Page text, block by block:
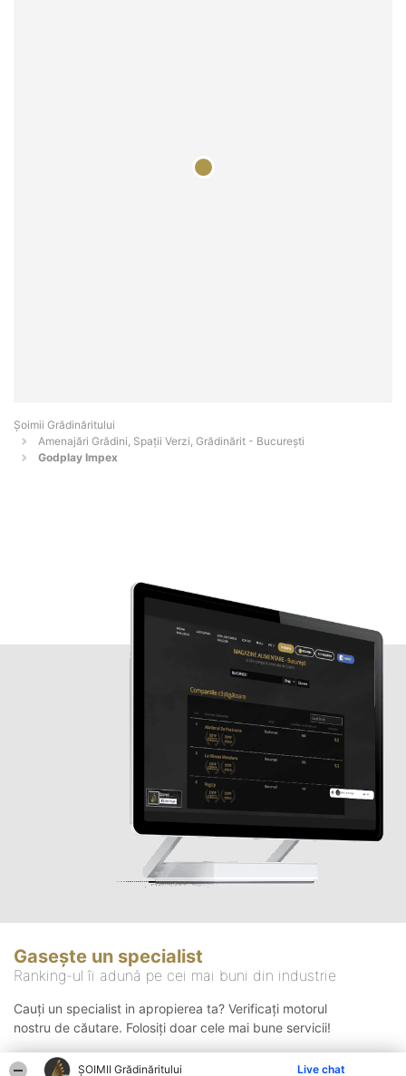
ȘOIMII Grădinăritului Live chat
Șoimii Grădinăritului
Amenajări Grădini, Spații Verzi, Grădinărit - Bucureşti
Godplay Impex
Gasește un specialist
Ranking-ul îi adună pe cei mai buni din industrie
Cauți un specialist in apropierea ta? Verificați motorul
nostru de căutare. Folosiți doar cele mai bune servicii!